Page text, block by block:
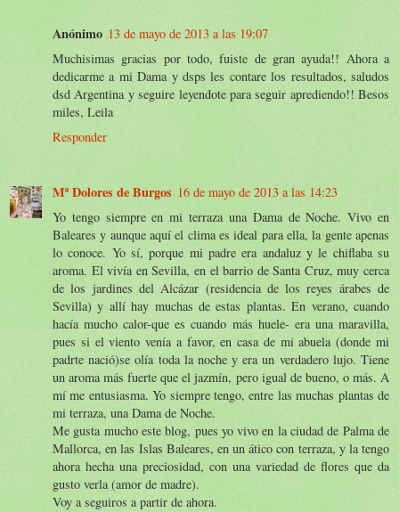
Anónimo 13 de mayo de 2013 a las 19:07
Muchisimas gracias por todo, fuiste de gran ayuda!! Ahora a
dedicarme a mi Dama y dsps les contare los resultados, saludos
dsd Argentina y seguire leyendote para seguir aprediendo!! Besos
miles, Leila
Responder
Mª Dolores de Burgos 16 de mayo de 2013 a las 14:23
Yo tengo siempre en mi terraza una Dama de Noche. Vivo en
Baleares y aunque aquí el clima es ideal para ella, la gente apenas
lo conoce. Yo sí, porque mi padre era andaluz y le chiflaba su
aroma. El vivía en Sevilla, en el barrio de Santa Cruz, muy cerca
de los jardines del Alcázar (residencia de los reyes árabes de
Sevilla) y allí hay muchas de estas plantas. En verano, cuando
hacía mucho calor-que es cuando más huele- era una maravilla,
pues si el viento venía a favor, en casa de mi abuela (donde mi
padrte nació)se olía toda la noche y era un verdadero lujo. Tiene
un aroma más fuerte que el jazmín, pero igual de bueno, o más. A
mí me entusiasma. Yo siempre tengo, entre las muchas plantas de
mi terraza, una Dama de Noche.
Me gusta mucho este blog, pues yo vivo en la ciudad de Palma de
Mallorca, en las Islas Baleares, en un ático con terraza, y la tengo
ahora hecha una preciosidad, con una variedad de flores que da
gusto verla (amor de madre).
Voy a seguiros a partir de ahora.